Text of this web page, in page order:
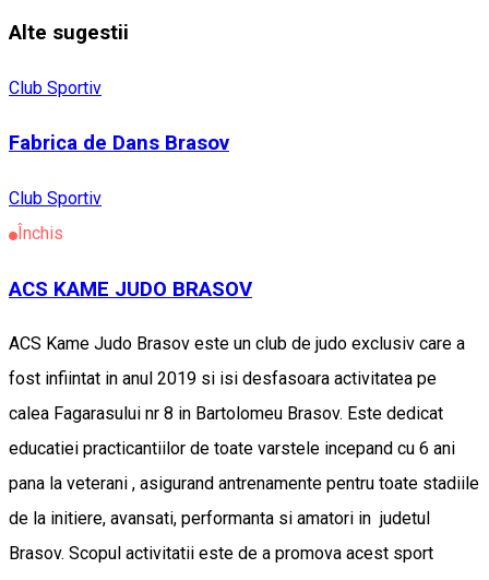
Alte sugestii
Club Sportiv
Fabrica de Dans Brasov
Club Sportiv
Închis
ACS KAME JUDO BRASOV
ACS Kame Judo Brasov este un club de judo exclusiv care a
fost infiintat in anul 2019 si isi desfasoara activitatea pe
calea Fagarasului nr 8 in Bartolomeu Brasov. Este dedicat
educatiei practicantiilor de toate varstele incepand cu 6 ani
pana la veterani , asigurand antrenamente pentru toate stadiile
de la initiere, avansati, performanta si amatori in judetul
Brasov. Scopul activitatii este de a promova acest sport